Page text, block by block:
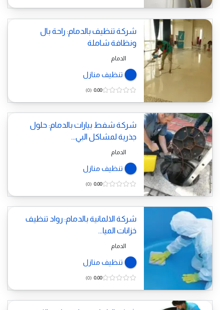
شركة تنظيف بالدمام: راحة بال
ونظافة شاملة
الدمام
تنظيف منازل
0.00
0
شركة شفط بيارات بالدمام: حلول
جذرية لمشاكل البي...
الدمام
تنظيف منازل
0.00
0
شركة الالمانية بالدمام: رواد تنظيف
خزانات الميا...
الدمام
تنظيف منازل
0.00
0